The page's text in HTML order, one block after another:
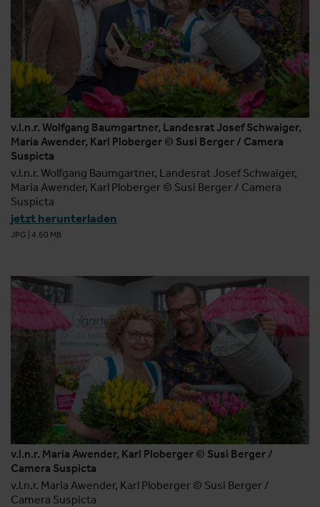
v.l.n.r. Wolfgang Baumgartner, Landesrat Josef Schwaiger,
Maria Awender, Karl Ploberger © Susi Berger / Camera
Suspicta
v.l.n.r. Wolfgang Baumgartner, Landesrat Josef Schwaiger,
Maria Awender, Karl Ploberger © Susi Berger / Camera
Suspicta
jetzt herunterladen
JPG 4.60 MB
v.l.n.r. Maria Awender, Karl Ploberger © Susi Berger /
Camera Suspicta
v.l.n.r. Maria Awender, Karl Ploberger © Susi Berger /
Camera Suspicta